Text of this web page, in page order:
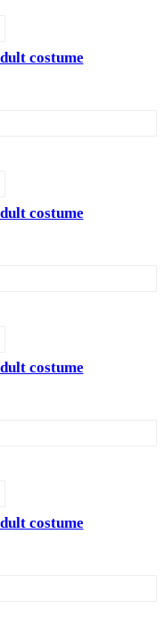
costume
costume
costume
costume